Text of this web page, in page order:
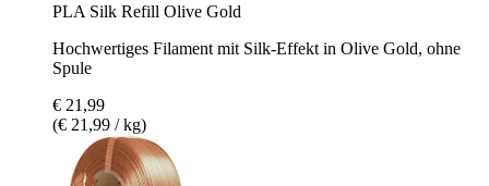
PLA Silk Refill Olive Gold
Hochwertiges Filament mit Silk-Effekt in Olive Gold, ohne
Spule
€ 21,99
(€ 21,99 / kg)